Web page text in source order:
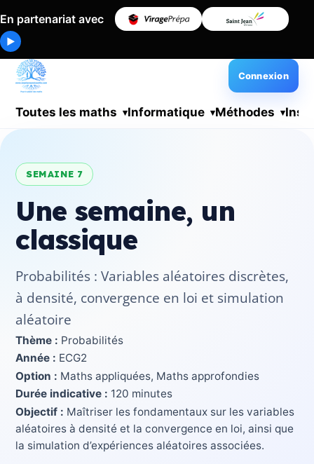
En partenariat avec
▶
Toutes les maths Informatique Méthodes
Connexion
SEMAINE 7
Une semaine, un
classique
Probabilités : Variables aléatoires discrètes,
à densité, convergence en loi et simulation
aléatoire
Thème : Probabilités
Année : ECG2
Option : Maths appliquées, Maths approfondies
Durée indicative : 120 minutes
Objectif : Maîtriser les fondamentaux sur les variables
aléatoires à densité et la convergence en loi, ainsi que
la simulation d’expériences aléatoires associées.